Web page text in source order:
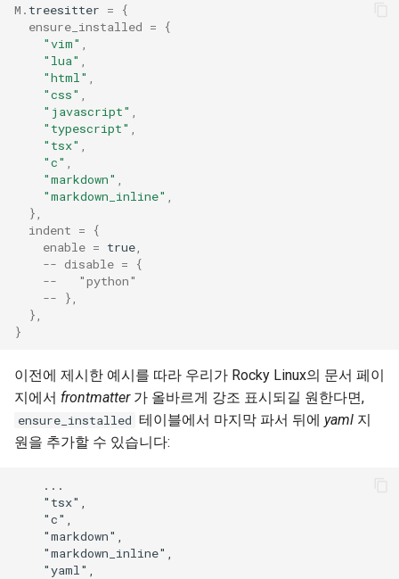
M . treesitter =
{
ensure_installed =
{
"vim"
"lua"
"html"
"css"
"javascript"
"typescript"
"tsx"
"c"
"markdown"
"markdown_inline"
},
indent =
{
enable = true
-- disable = {
--   "python"
-- },
},
}
이전에 제시한 예시를 따라 우리가 Rocky Linux의 문서 페이
지에서 frontmatter가 올바르게 강조 표시되길 원한다면,
ensure_installed 테이블에서 마지막 파서 뒤에 yaml 지
원을 추가할 수 있습니다:
    ...
    "tsx",
    "c",
    "markdown",
    "markdown_inline",
    "yaml",